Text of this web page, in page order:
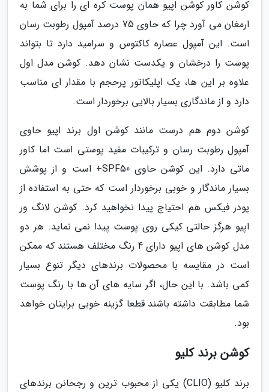
کوشن کاور کوشن اپیو همان پوست کره ای را برای شما به
ارمغان می آورد چرا که حاوی 75 درصد آمپول رطوبت رسان
است. این آمپول عصاره کاکتوس و سرامید دارد تا بتواند
پوست را درخشان و یکدست نشان دهد. کوشن مدل اول
علاوه بر این ها، یک اپلیکاتور پرحجم با مقدار ای مناسب
دارد و از ماندگاری بسیار بالایی برخوردار است.
کوشن دوم هم درست مانند کوشن اول برند اپیو حاوی
آمپول رطوبت رسان و ترکیبات مفید پوستی است اما کاور
ماتی دارد. این کوشن حاوی SPF50+ است و از پوشش
بسیار ماندگار و خوبی برخوردار است که حتی به استفاده از
پودر فیکس هم احتیاج پیدا نخواهید کرد. کوشن لانگ ور
اپیو هرگز حالتی کیکی روی پوست پیدا نمی نماید. هر دو
مدل کوشن های اپیو دارای 4 رنگ مختلف هستند که ممکن
است در مقایسه با محصولات برندهای دیگر تنوع بسیار
کمی باشد. با این حال، اگر سایه های آن ها با رنگ پوست
شما مطابقت داشته باشند قطعا گزینه خوبی برایتان خواهد
بود.
کوشن برند کلیو
برند کلیو (CLIO) یکی از محبوب ترین و رجحانن برندهای